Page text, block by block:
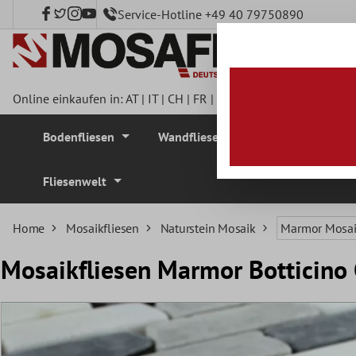
springen Service-Hotline +49 40 79750890
Online einkaufen in:AT| IT| CH | FR |
Bodenfliesen Wandfliesen
Fliesenwelt
Home Mosaikfliesen Naturstein Mosaik Marmor
Mosaikfliesen Marmor Botticino